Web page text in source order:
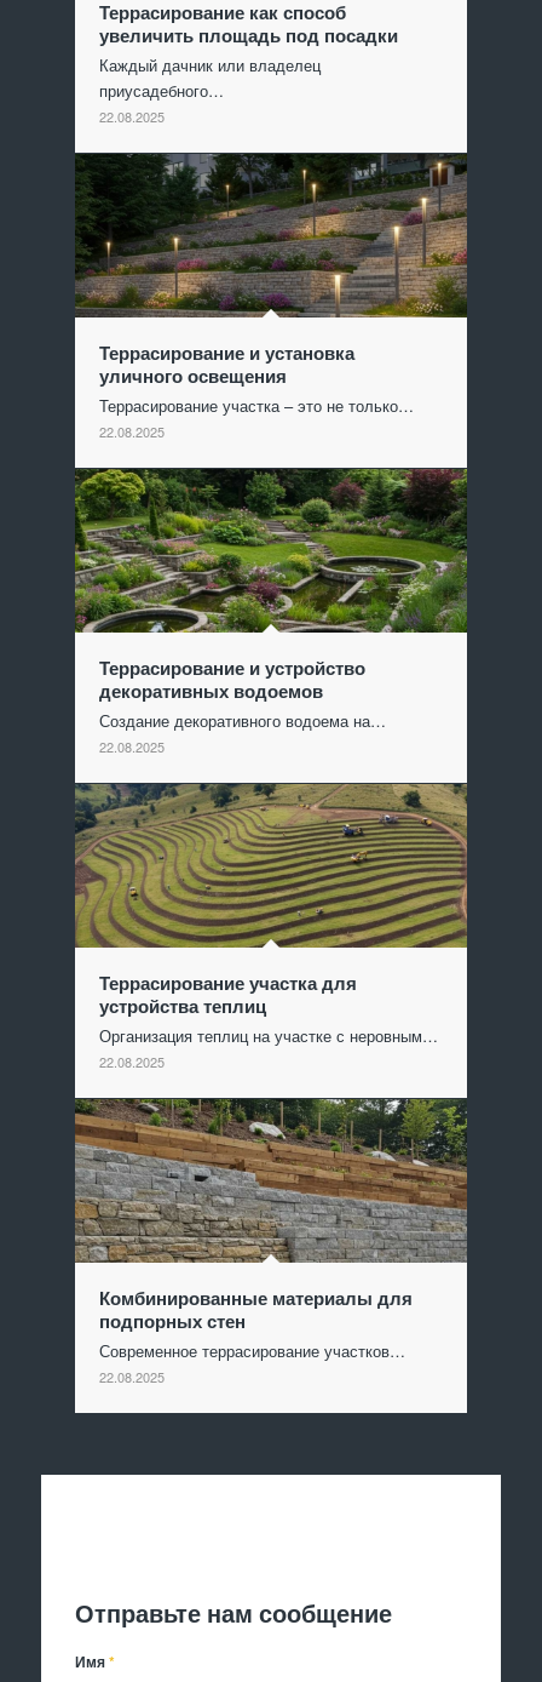
Террасирование как способ
увеличить площадь под посадки
Каждый дачник или владелец
приусадебного…
22.08.2025
Террасирование и установка
уличного освещения
Террасирование участка – это не только…
22.08.2025
Террасирование и устройство
декоративных водоемов
Создание декоративного водоема на…
22.08.2025
Террасирование участка для
устройства теплиц
Организация теплиц на участке с неровным…
22.08.2025
Комбинированные материалы для
подпорных стен
Современное террасирование участков…
22.08.2025
Отправьте нам сообщение
Имя*